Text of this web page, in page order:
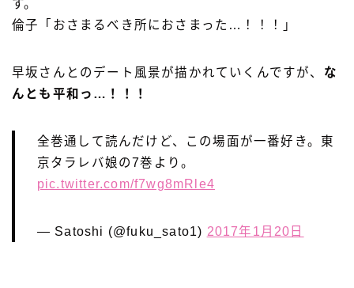
す。
倫子「おさまるべき所におさまった…！！！」
早坂さんとのデート風景が描かれていくんですが、 な
んとも平和っ…！！！
全巻通して読んだけど、この場面が一番好き。東
京タラレバ娘の7巻より。
pic.twitter.com/f7wg8mRle4
— Satoshi (@fuku_sato1) 2017年1月20日